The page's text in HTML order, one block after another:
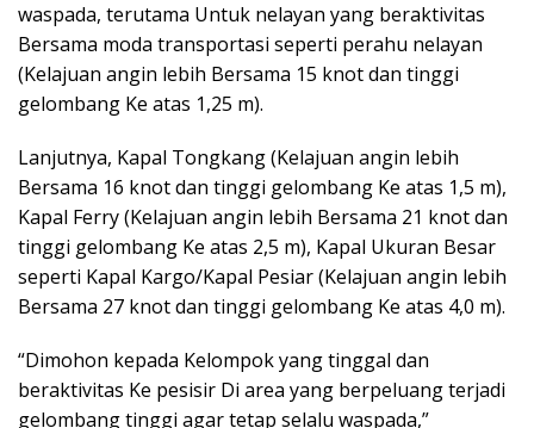
waspada, terutama Untuk nelayan yang beraktivitas
Bersama moda transportasi seperti perahu nelayan
(Kelajuan angin lebih Bersama 15 knot dan tinggi
gelombang Ke atas 1,25 m).
Lanjutnya, Kapal Tongkang (Kelajuan angin lebih
Bersama 16 knot dan tinggi gelombang Ke atas 1,5 m),
Kapal Ferry (Kelajuan angin lebih Bersama 21 knot dan
tinggi gelombang Ke atas 2,5 m), Kapal Ukuran Besar
seperti Kapal Kargo/Kapal Pesiar (Kelajuan angin lebih
Bersama 27 knot dan tinggi gelombang Ke atas 4,0 m).
“Dimohon kepada Kelompok yang tinggal dan
beraktivitas Ke pesisir Di area yang berpeluang terjadi
gelombang tinggi agar tetap selalu waspada,”